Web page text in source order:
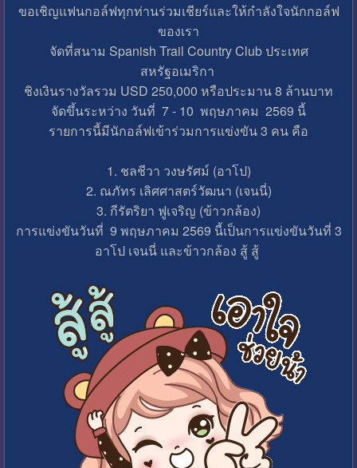
ขอเชิญแฟนกอล์ฟทุกท่านร่วมเชียร์และให้กำลังใจนักกอล์ฟ
ของเรา
จัดที่สนาม Spanish Trail Country Club ประเทศ
สหรัฐอเมริกา
ชิงเงินรางวัลรวม USD 250,000 หรือประมาน 8 ล้านบาท
จัดขึ้นระหว่าง วันที่ 7 - 10 พฤษภาคม 2569 นี้
รายการนี้มีนักอล์ฟเข้าร่วมการแข่งขัน 3 คน คือ
1. ชลชีวา วงษรัศม์ (อาโป)
2. ณภัทร เลิศศาสตร์วัฒนา (เจนนี่)
3. กีรัตริยา ฟูเจริญ (ข้าวกล้อง)
การแข่งขันวันที่ 9 พฤษภาคม 2569 นี้เป็นการแข่งขันวันที่ 3
อาโป เจนนี่ และข้าวกล้อง สู้ สู้